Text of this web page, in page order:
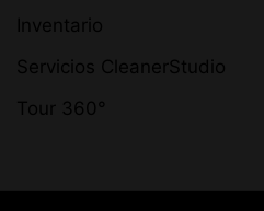
Inventario
Servicios CleanerStudio
Tour 360°